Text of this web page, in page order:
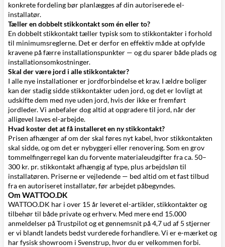
konkrete fordeling bør planlægges af din autoriserede el-
installatør.
Tæller en dobbelt stikkontakt som én eller to?
En dobbelt stikkontakt tæller typisk som to stikkontakter i forhold
til minimumsreglerne. Det er derfor en effektiv måde at opfylde
kravene på færre installationspunkter — og du sparer både plads og
installationsomkostninger.
Skal der være jord i alle stikkontakter?
I alle nye installationer er jordforbindelse et krav. I ældre boliger
kan der stadig sidde stikkontakter uden jord, og det er lovligt at
udskifte dem med nye uden jord, hvis der ikke er fremført
jordleder. Vi anbefaler dog altid at opgradere til jord, når der
alligevel laves el-arbejde.
Hvad koster det at få installeret en ny stikkontakt?
Prisen afhænger af om der skal føres nyt kabel, hvor stikkontakten
skal sidde, og om det er nybyggeri eller renovering. Som en grov
tommelfingerregel kan du forvente materialeudgifter fra ca. 50–
300 kr. pr. stikkontakt afhængig af type, plus arbejdsløn til
installatøren. Priserne er vejledende — bed altid om et fast tilbud
fra en autoriseret installatør, før arbejdet påbegyndes.
Om WATTOO.DK
WATTOO.DK har i over 15 år leveret el-artikler, stikkontakter og
tilbehør til både private og erhverv. Med mere end 15.000
anmeldelser på Trustpilot og et gennemsnit på 4,7 ud af 5 stjerner
er vi blandt landets bedst vurderede forhandlere. Vi er e-mærket og
har fysisk showroom i Svenstrup, hvor du er velkommen forbi.